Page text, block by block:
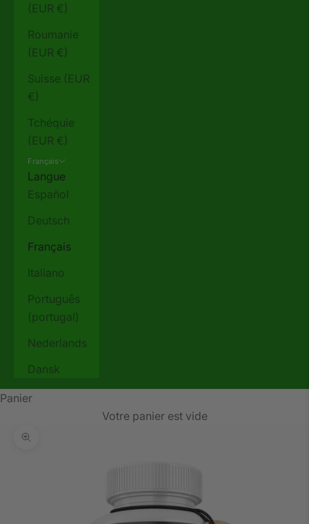
(EUR €)
Roumanie
(EUR €)
Suisse (EUR
€)
Tchéquie
(EUR €)
Français
Langue
Español
Deutsch
Français
Italiano
Português
(portugal)
Nederlands
Dansk
Panier
Votre panier est vide
Zoomer sur l'image